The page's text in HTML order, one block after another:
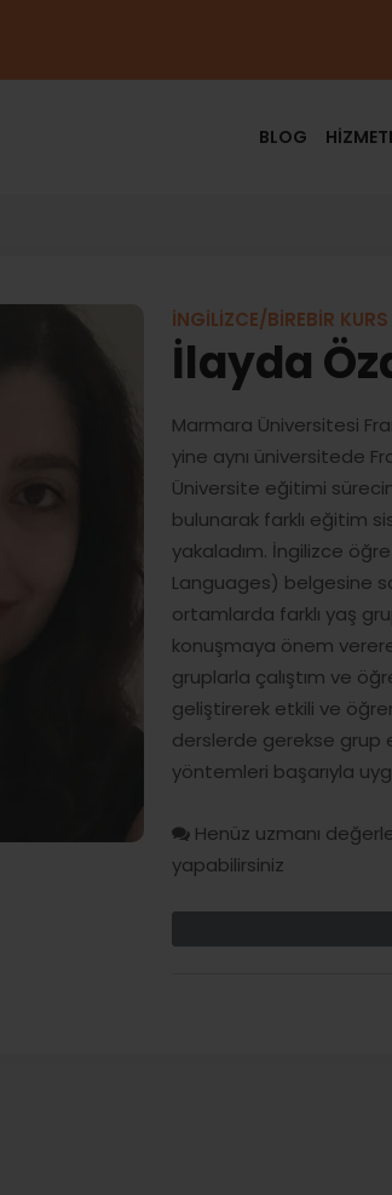
BLOG
İNGİLİZCE/BİREBİR
İlayda
Marmara Üniversitesi
yine aynı üniversitede
Üniversite eğitimi
bulunarak farklı eğitim
yakaladım. İngilizce
Languages) belgesine
ortamlarda farklı yaş
konuşmaya önem
gruplarla çalıştım ve
geliştirerek etkili ve
derslerde gerekse grup
yöntemleri başarıyla
Henüz uzmanı
yapabilirsiniz